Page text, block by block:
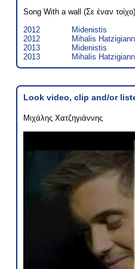
Song With a wall (Σε έναν
2012
Midenistis
2012
Mihalis
2013
Midenistis
2013
Mihalis
Look video, clip and/or
Μιχάλης Χατζηγιάννης